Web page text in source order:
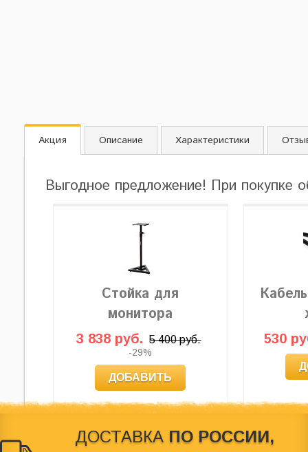
ДОСТАВКА ПО РОССИИ,
Акция Описание Характеристики
Выгодное предложение! При покупке
Стойка для
монитора
3 838 руб. 5 400 руб.
-29%
ДОБАВИТЬ
530